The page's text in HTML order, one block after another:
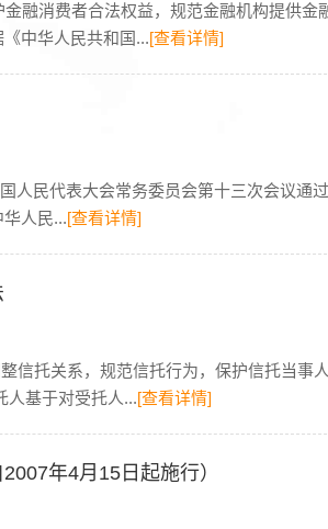
融消费者合法权益，规范金融机构提供
中华人民共和国...[查看详情]
国人民代表大会常务委员会第十三次会议
人民...[查看详情]
信托关系，规范信托行为，保护信托当事
人基于对受托人...[查看详情]
年4月15日起施行）